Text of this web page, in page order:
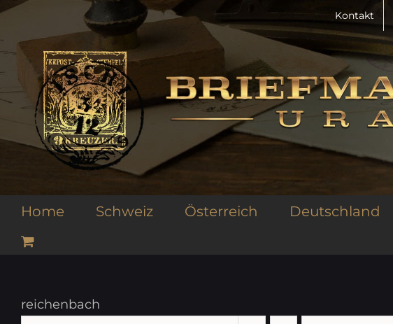
Zum
springen
Kontakt
Home Schweiz Österreich Deutschland
reichenbach